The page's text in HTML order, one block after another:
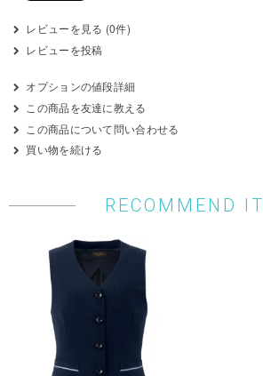
レビューを見る (0件)
レビューを投稿
オプションの値段詳細
この商品を友達に教える
この商品について問い合わせる
買い物を続ける
RECOMMEND